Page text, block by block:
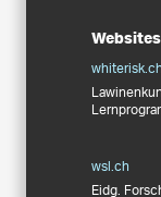
whiterisk.ch
wsl.ch
Eidg.